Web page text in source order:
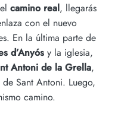
camino real, llegarás
con el nuevo
En la última parte de
d’Anyós y la iglesia,
Antoni de la Grella,
Sant Antoni. Luego,
camino.